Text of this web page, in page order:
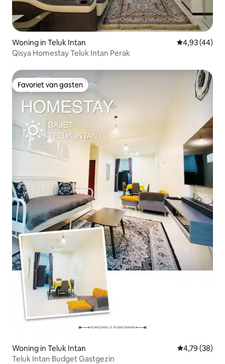
Woning in Teluk Intan Gemiddelde
4,93 (44)
Qisya Homestay Teluk Intan Perak
Favoriet van gasten
Favoriet van gasten
Woning in Teluk Intan Gemiddelde
4,79 (38)
Teluk Intan Budget Gastgezin